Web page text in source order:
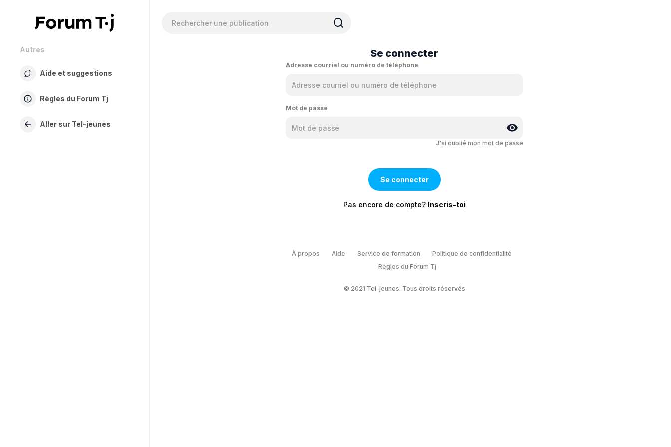
Autres
Aide et suggestions
Règles du Forum Tj
Aller sur Tel-jeunes
Se connecter
Adresse courriel ou numéro de téléphone
Mot de passe
J'ai oublié mon mot de passe
Pas encore de compte? Inscris-toi
À propos Aide Service de formation
Politique de confidentialité
Règles du Forum Tj
© 2021 Tel-jeunes. Tous droits réservés